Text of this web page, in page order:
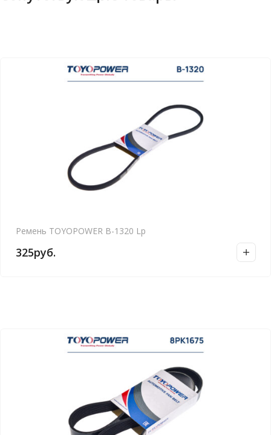
Ремень TOYOPOWER B-1320 Lp
325руб.